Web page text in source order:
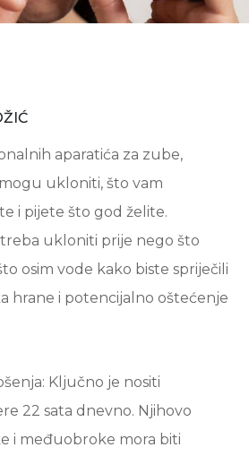
aparatića za zube,
ukloniti, što vam
i pijete što god želite.
ukloniti prije nego što
osim vode kako biste spriječili
hrane i potencijalno oštećenje
Ključno je nositi
22 sata dnevno. Njihovo
i međuobroke mora biti